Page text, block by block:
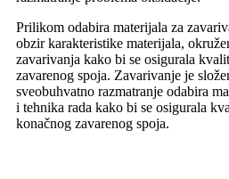
Prilikom odabira materijala za
obzir karakteristike materijala,
zavarivanja kako bi se osigurala
zavarenog spoja. Zavarivanje je
sveobuhvatno razmatranje odabira
i tehnika rada kako bi se osigurala
konačnog zavarenog spoja.